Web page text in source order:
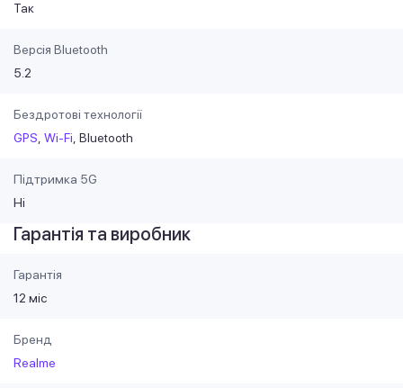
Так
Версія Bluetooth
5.2
Бездротові технології
GPS Wi-Fi Bluetooth
Підтримка 5G
Ні
Гарантія та виробник
Гарантія
12 міс
Бренд
Realme